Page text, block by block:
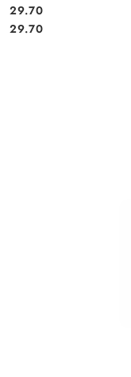
Cena:
29.70
Cena:
29.70